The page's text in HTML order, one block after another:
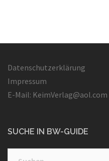
Datenschutzerklärung
Impressum
E-Mail: KeimVerlag@aol.com
SUCHE IN BW-GUIDE